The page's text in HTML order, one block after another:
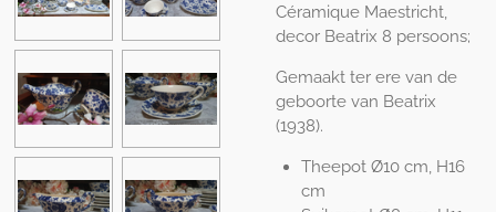
Céramique Maestricht,
decor Beatrix 8 persoons;
Gemaakt ter ere van de
geboorte van Beatrix
(1938).
Theepot Ø10 cm, H16
cm